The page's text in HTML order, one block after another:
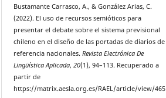
Bustamante Carrasco, A., & González Arias, C.
(2022). El uso de recursos semióticos para
presentar el debate sobre el sistema previsional
chileno en el diseño de las portadas de diarios de
referencia nacionales.Revista Electrónica De
Lingüística Aplicada,20(1), 94–113. Recuperado a
partir de
https://matrix.aesla.org.es/RAEL/article/view/465